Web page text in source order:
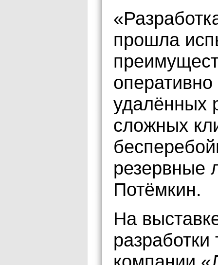
прошла
удалённых
сложных
резервные
Потёмкин.
На